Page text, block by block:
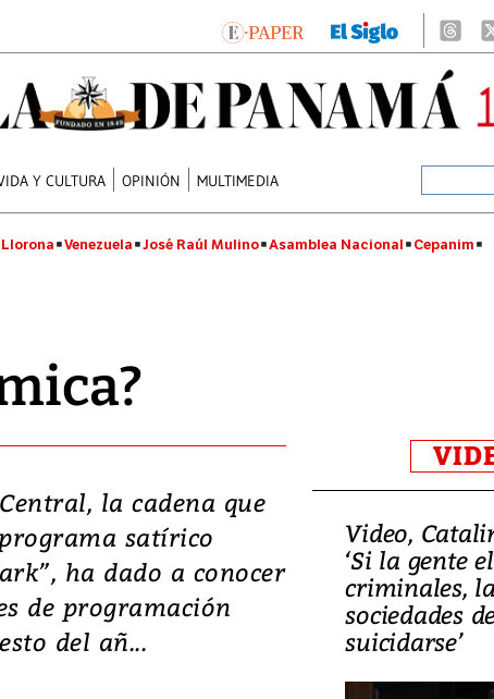
Y CULTURA OPINIÓN MULTIMEDIA
Venezuela José Raúl Mulino Asamblea Nacional Cepanim
la cadena que
satírico
ha dado a conocer
de programación
del añ...
Video, Japón: Terremoto
deja heridos y graves
daños en Kumamoto
Video,
‘Si la gente
criminales,
sociedades
suicidarse’